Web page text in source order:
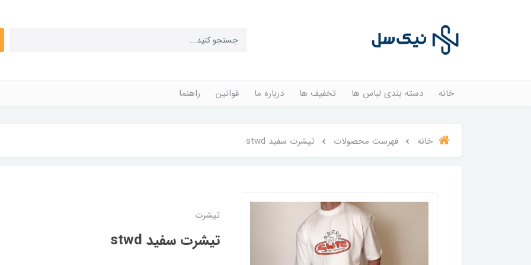
خانه دسته بندی لباس ها تخفیف ها درباره ما قوانین راهنما
خانه فهرست محصولات تیشرت سفید stwd
تیشرت
تیشرت سفید stwd